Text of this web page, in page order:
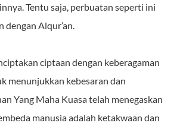
Tentu saja, perbuatan seperti ini
Alqur’an.
ciptaan dengan keberagaman
menunjukkan kebesaran dan
Yang Maha Kuasa telah menegaskan
manusia adalah ketakwaan dan